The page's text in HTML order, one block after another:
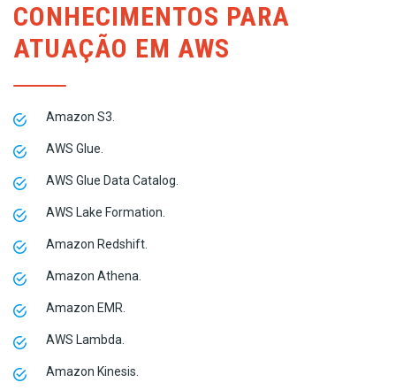
CONHECIMENTOS PARA
ATUAÇÃO EM AWS
Amazon S3.
AWS Glue.
AWS Glue Data Catalog.
AWS Lake Formation.
Amazon Redshift.
Amazon Athena.
Amazon EMR.
AWS Lambda.
Amazon Kinesis.